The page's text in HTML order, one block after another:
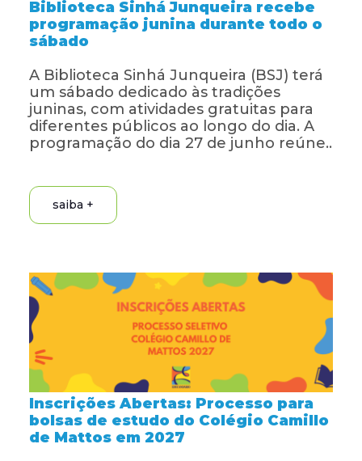
Biblioteca Sinhá Junqueira recebe
programação junina durante todo o
sábado
A Biblioteca Sinhá Junqueira (BSJ) terá
um sábado dedicado às tradições
juninas, com atividades gratuitas para
diferentes públicos ao longo do dia. A
programação do dia 27 de junho reúne..
saiba +
Inscrições Abertas: Processo para
bolsas de estudo do Colégio Camillo
de Mattos em 2027